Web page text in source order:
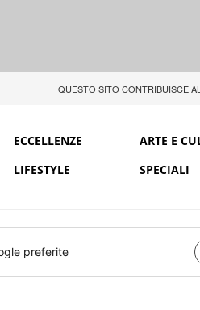
QUESTO SITO CONTRIBUISCE
ECCELLENZE ARTE E
LIFESTYLE
SPECIALI
preferite